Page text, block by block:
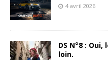
4 avril 2026
DS N°8 :
loin.